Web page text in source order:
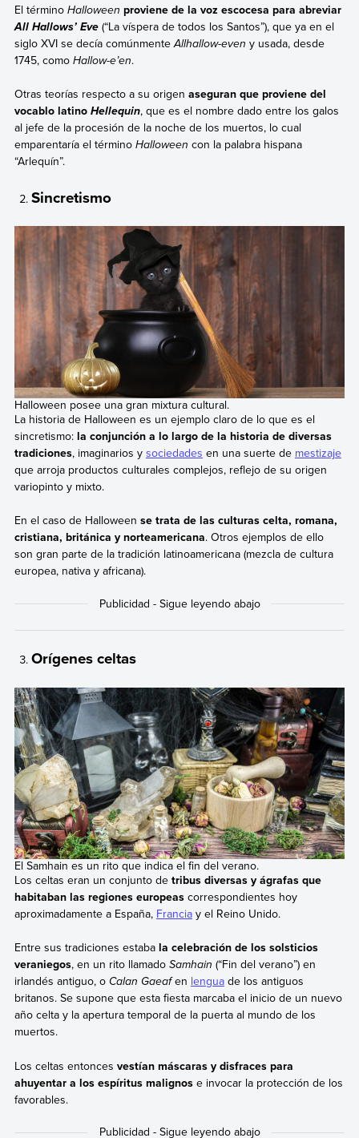
El término Halloween proviene de la voz escocesa para abreviar
All Hallows’ Eve(“La víspera de todos los Santos”), que ya en el
siglo XVI se decía comúnmenteAllhallow-even y usada, desde
1745, como Hallow-e’en.
Otras teorías respecto a su origen aseguran que proviene del
vocablo latino Hellequin, que es el nombre dado entre los galos
al jefe de la procesión de la noche de los muertos, lo cual
emparentaría el término Halloween con la palabra hispana
“Arlequín”.
Sincretismo
Halloween posee una gran mixtura cultural.
La historia de Halloween es un ejemplo claro de lo que es el
sincretismo: la conjunción a lo largo de la historia de diversas
tradiciones, imaginarios y sociedades en una suerte de mestizaje
que arroja productos culturales complejos, reflejo de su origen
variopinto y mixto.
En el caso de Halloween se trata de las culturas celta, romana,
cristiana, británica y norteamericana. Otros ejemplos de ello
son gran parte de la tradición latinoamericana (mezcla de cultura
europea, nativa y africana).
Orígenes celtas
El Samhain es un rito que indica el fin del verano.
Los celtas eran un conjunto de tribus diversas y ágrafas que
habitaban las regiones europeascorrespondientes hoy
aproximadamente a España, Franciay el Reino Unido.
Entre sus tradiciones estaba la celebración de los solsticios
veraniegos, en un rito llamado Samhain (“Fin del verano”) en
irlandés antiguo, o Calan Gaeafen lenguade los antiguos
britanos. Se supone que esta fiesta marcaba el inicio de un nuevo
año celta y la apertura temporal de la puerta al mundo de los
muertos.
Los celtas entonces vestían máscaras y disfraces para
ahuyentar a los espíritus malignose invocar la protección de los
favorables.